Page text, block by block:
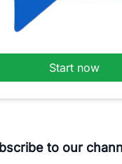
Start now
to our